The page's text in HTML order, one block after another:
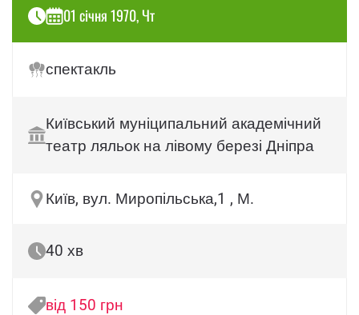
01 січня 1970, Чт
спектакль
Київський муніципальний академічний
театр ляльок на лівому березі Дніпра
Київ, вул. Миропільська,1 , М.
40 хв
від 150 грн